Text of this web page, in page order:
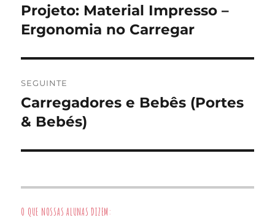
artigos
Artigo
anterior:
Projeto: Material Impresso –
Ergonomia no Carregar
SEGUINTE
Artigo
seguinte:
Carregadores e Bebês (Portes
& Bebés)
O QUE NOSSAS ALUNAS DIZEM: